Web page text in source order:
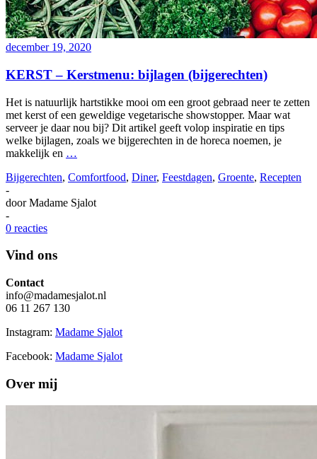
december 19, 2020
KERST – Kerstmenu: bijlagen (bijgerechten)
Het is natuurlijk hartstikke mooi om een groot gebraad neer te zetten
met kerst of een geweldige vegetarische showstopper. Maar wat
serveer je daar nou bij? Dit artikel geeft volop inspiratie en tips
welke bijlagen, zoals we bijgerechten in de horeca noemen, je
makkelijk en …
Bijgerechten, Comfortfood, Diner, Feestdagen, Groente, Recepten
-
doorMadame Sjalot
-
0 reacties
Vind ons
Contact
info@madamesjalot.nl
06 11 267 130
Instagram: Madame Sjalot
Facebook: Madame Sjalot
Over mij